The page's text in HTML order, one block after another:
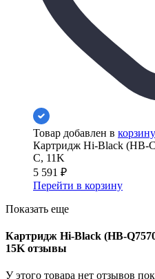
Товар добавлен в корзину
Картридж Hi-Black (HB-
C, 11K
5 591 ₽
Перейти в корзину
Показать еще
Картридж Hi-Black (HB-
15K отзывы
У этого товара нет отзывов